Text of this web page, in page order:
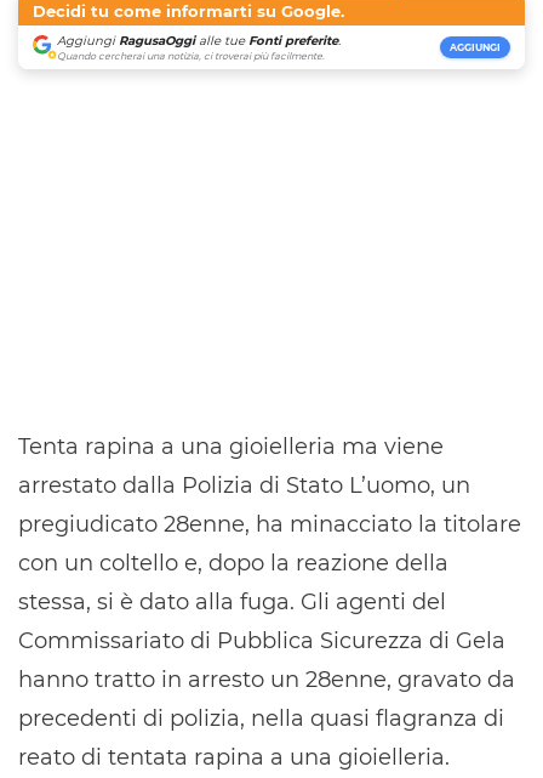
Decidi tu come informarti su Google.
Aggiungi RagusaOggialle tue Fonti preferite.
Quando cercherai una notizia, ci troverai più facilmente.
AGGIUNGI
Tenta rapina a una gioielleria ma viene
arrestato dalla Polizia di Stato L’uomo, un
pregiudicato 28enne, ha minacciato la titolare
con un coltello e, dopo la reazione della
stessa, si è dato alla fuga. Gli agenti del
Commissariato di Pubblica Sicurezza di Gela
hanno tratto in arresto un 28enne, gravato da
precedenti di polizia, nella quasi flagranza di
reato di tentata rapina a una gioielleria.